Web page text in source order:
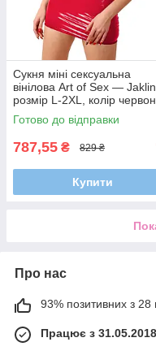
Сукня міні сексуальна
вінілова Art of Sex —
розмір L-2XL, колір
Готово до відправки
787,55 ₴ 829 ₴
Купити
Про нас
93% позитивних з 28
Працює з 31.05.2018